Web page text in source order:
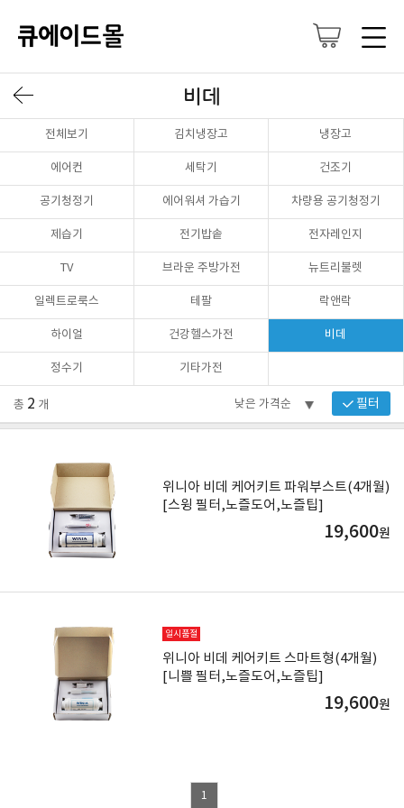
비데
전체보기 김치냉장고 냉장고
에어컨 세탁기 건조기
공기청정기 에어워셔 가습기 차량용 공기청정기
제습기 전기밥솥 전자레인지
TV 브라운 주방가전 뉴트리불렛
일렉트로룩스 테팔 락앤락
하이얼 건강헬스가전 비데
정수기 기타가전
총 2 개 필터
위니아 비데 케어키트 파워부스트(4개월)
[스윙 필터,노즐도어,노즐팁]
19,600원
일시품절
위니아 비데 케어키트 스마트형(4개월)
[니쁠 필터,노즐도어,노즐팁]
19,600원
1